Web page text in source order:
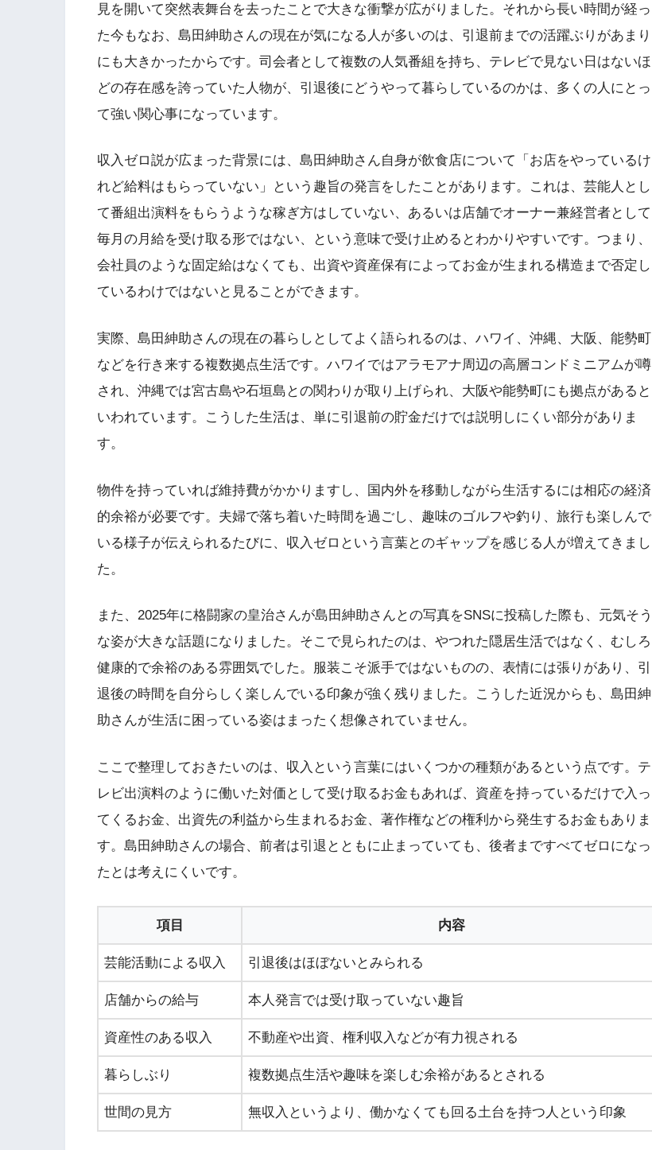
見を開いて突然表舞台を去ったことで大きな衝撃が広がりました。それから長い時間が経っ
た今もなお、島田紳助さんの現在が気になる人が多いのは、引退前までの活躍ぶりがあまり
にも大きかったからです。司会者として複数の人気番組を持ち、テレビで見ない日はないほ
どの存在感を誇っていた人物が、引退後にどうやって暮らしているのかは、多くの人にとっ
て強い関心事になっています。
収入ゼロ説が広まった背景には、島田紳助さん自身が飲食店について「お店をやっているけ
れど給料はもらっていない」という趣旨の発言をしたことがあります。これは、芸能人とし
て番組出演料をもらうような稼ぎ方はしていない、あるいは店舗でオーナー兼経営者として
毎月の月給を受け取る形ではない、という意味で受け止めるとわかりやすいです。つまり、
会社員のような固定給はなくても、出資や資産保有によってお金が生まれる構造まで否定し
ているわけではないと見ることができます。
実際、島田紳助さんの現在の暮らしとしてよく語られるのは、ハワイ、沖縄、大阪、能勢町
などを行き来する複数拠点生活です。ハワイではアラモアナ周辺の高層コンドミニアムが噂
され、沖縄では宮古島や石垣島との関わりが取り上げられ、大阪や能勢町にも拠点があると
いわれています。こうした生活は、単に引退前の貯金だけでは説明しにくい部分がありま
す。
物件を持っていれば維持費がかかりますし、国内外を移動しながら生活するには相応の経済
的余裕が必要です。夫婦で落ち着いた時間を過ごし、趣味のゴルフや釣り、旅行も楽しんで
いる様子が伝えられるたびに、収入ゼロという言葉とのギャップを感じる人が増えてきまし
た。
また、2025年に格闘家の皇治さんが島田紳助さんとの写真をSNSに投稿した際も、元気そう
な姿が大きな話題になりました。そこで見られたのは、やつれた隠居生活ではなく、むしろ
健康的で余裕のある雰囲気でした。服装こそ派手ではないものの、表情には張りがあり、引
退後の時間を自分らしく楽しんでいる印象が強く残りました。こうした近況からも、島田紳
助さんが生活に困っている姿はまったく想像されていません。
ここで整理しておきたいのは、収入という言葉にはいくつかの種類があるという点です。テ
レビ出演料のように働いた対価として受け取るお金もあれば、資産を持っているだけで入っ
てくるお金、出資先の利益から生まれるお金、著作権などの権利から発生するお金もありま
す。島田紳助さんの場合、前者は引退とともに止まっていても、後者まですべてゼロになっ
たとは考えにくいです。
項目 内容
芸能活動による収入 引退後はほぼないとみられる
店舗からの給与 本人発言では受け取っていない趣旨
資産性のある収入 不動産や出資、権利収入などが有力視される
暮らしぶり 複数拠点生活や趣味を楽しむ余裕があるとされる
世間の見方 無収入というより、働かなくても回る土台を持つ人という印象